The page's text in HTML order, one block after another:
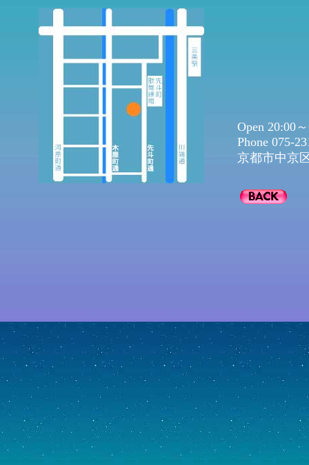
Open 20:00
Phone 075-
京都市中京